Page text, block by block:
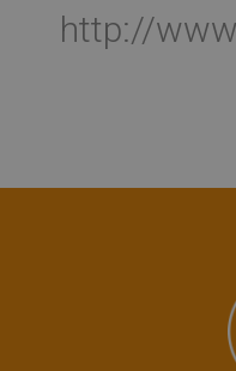
http://